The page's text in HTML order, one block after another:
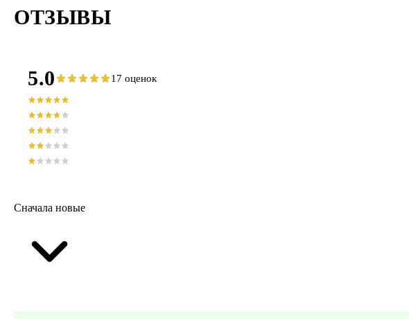
ОТЗЫВЫ
5.0 17 оценок
Сначала новые